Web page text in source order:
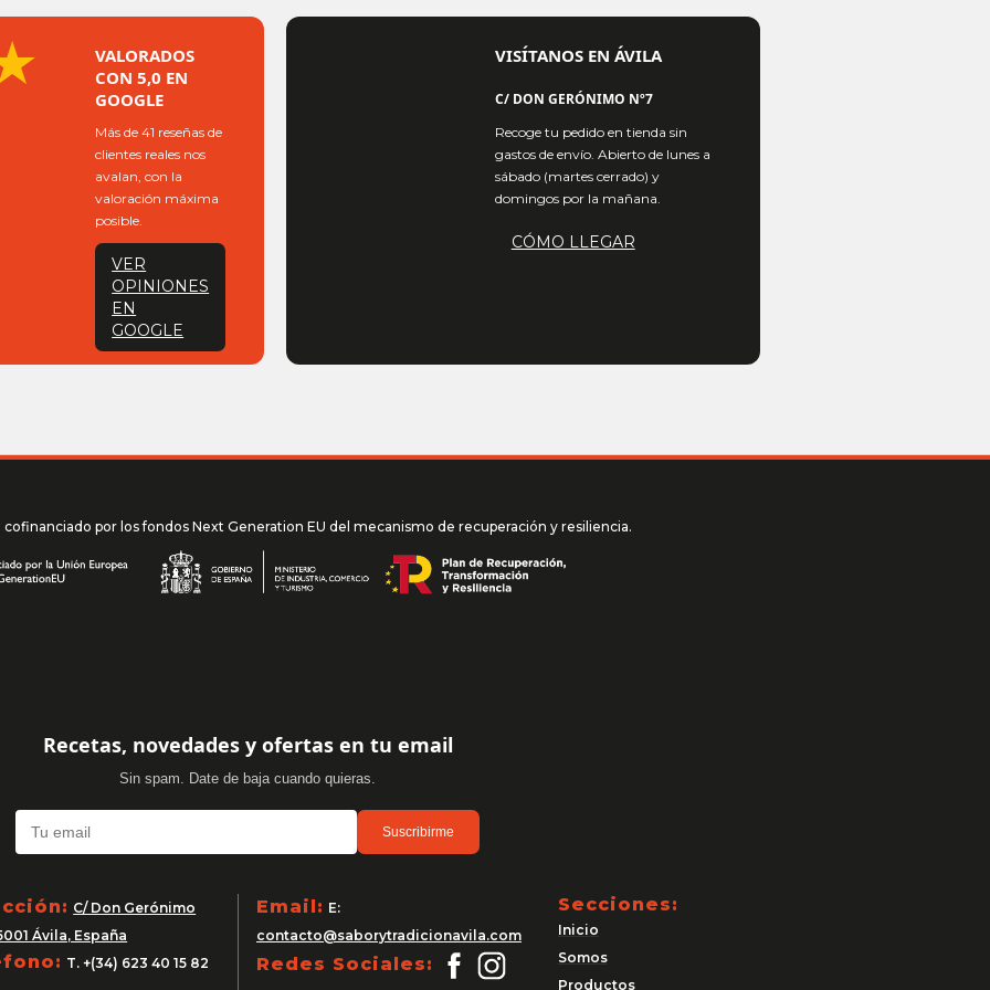
VALORADOS
CON 5,0 EN
GOOGLE
Más de 41 reseñas de
clientes reales nos
avalan, con la
valoración máxima
posible.
VER
OPINIONES
EN
GOOGLE
VISÍTANOS EN ÁVILA
C/ DON GERÓNIMO Nº7
Recoge tu pedido en tienda sin
gastos de envío. Abierto de lunes a
sábado (martes cerrado) y
domingos por la mañana.
CÓMO LLEGAR
por los fondos Next Generation EU del mecanismo de recuperación y resiliencia.
Recetas, novedades y ofertas en tu email
Sin spam. Date de baja cuando quieras.
Suscribirme
C/ Don Gerónimo
Ávila, España
T. +(34) 623 40 15 82
Email: E:
contacto@saborytradicionavila.com
Redes Sociales:
Secciones:
Inicio
Somos
Productos